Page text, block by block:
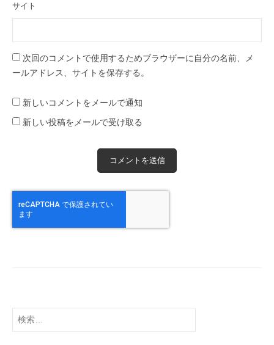
サイト
次回のコメントで使用するためブラウザーに自分の名前、メ
ールアドレス、サイトを保存する。
新しいコメントをメールで通知
新しい投稿をメールで受け取る
検
索: